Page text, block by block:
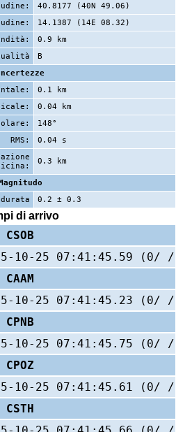
40.8177 (40N 49.06)
14.1387 (14E 08.32)
0.9 km
B
0.1 km
0.04 km
148°
RMS:
0.04 s
0.3 km
0.2 ± 0.3
di arrivo
CSOB
10-25 07:41:45.59 (0/
CAAM
10-25 07:41:45.23 (0/
CPNB
10-25 07:41:45.75 (0/
CPOZ
10-25 07:41:45.61 (0/
CSTH